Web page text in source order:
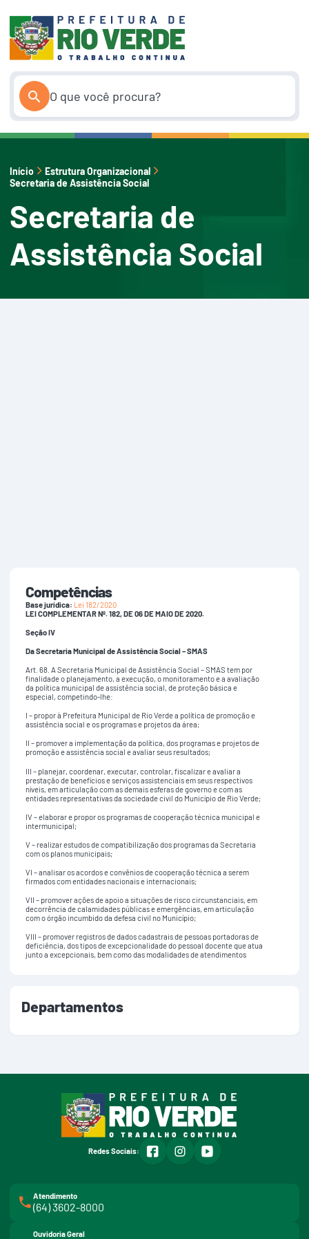
conteúdo
Início
Estrutura Organizacional
Secretaria de Assistência Social
Secretaria de
Assistência Social
Competências
Base jurídica: Lei 182/2020
LEI COMPLEMENTAR Nº. 182, DE 06 DE MAIO DE 2020.
Seção IV
Da Secretaria Municipal de Assistência Social – SMAS
Art. 68. A Secretaria Municipal de Assistência Social – SMAS tem por
finalidade o planejamento, a execução, o monitoramento e a avaliação
da política municipal de assistência social, de proteção básica e
especial, competindo-lhe:
I – propor à Prefeitura Municipal de Rio Verde a política de promoção e
assistência social e os programas e projetos da área;
II – promover a implementação da política, dos programas e projetos de
promoção e assistência social e avaliar seus resultados;
III – planejar, coordenar, executar, controlar, fiscalizar e avaliar a
prestação de benefícios e serviços assistenciais em seus respectivos
níveis, em articulação com as demais esferas de governo e com as
entidades representativas da sociedade civil do Município de Rio Verde;
IV – elaborar e propor os programas de cooperação técnica municipal e
intermunicipal;
V – realizar estudos de compatibilização dos programas da Secretaria
com os planos municipais;
VI – analisar os acordos e convênios de cooperação técnica a serem
firmados com entidades nacionais e internacionais;
VII – promover ações de apoio a situações de risco circunstanciais, em
decorrência de calamidades públicas e emergências, em articulação
com o órgão incumbido da defesa civil no Município;
VIII – promover registros de dados cadastrais de pessoas portadoras de
deficiência, dos tipos de excepcionalidade do pessoal docente que atua
junto a excepcionais, bem como das modalidades de atendimentos
brasileiros de interesse da área de competência da Secretaria;
XII – aplicar medidas visando o acesso do cidadão rio-verdense urbano e
XIII – oferecer serviços de assistência e proteção à maternidade, à
infância e à velhice aos socialmente excluídos e aos inválidos;
XIV – assistir ao trabalhador agro urbano de forma a assegurar condições
de trabalho dentro de elevados padrões de segurança, higiene e saúde,
com extensão familiar;
XVI – realizar programa de educação ou extensão cultural em articulação
com a Secretaria Municipal de Educação, visando à promoção individual
Departamentos
Redes Sociais: facebookinstagramyoutube
Atendimento
(64) 3602-8000
Ouvidoria Geral